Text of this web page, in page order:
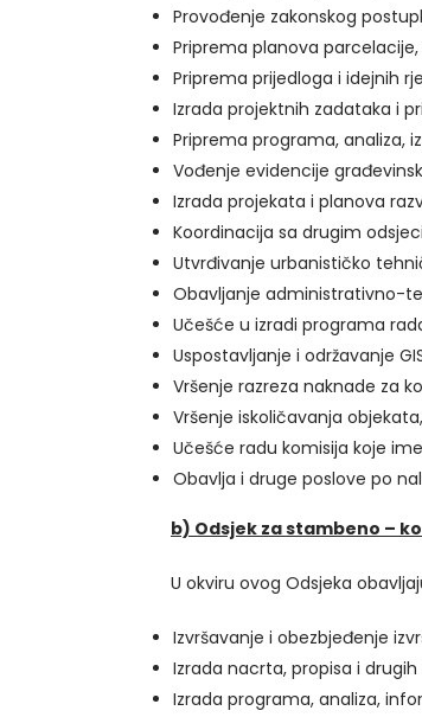
Provođenje zakonskog
Priprema planova
Priprema prijedloga i idejnih
Izrada projektnih zadataka i
Priprema programa, analiza,
Vođenje evidencije
Izrada projekata i planova
Koordinacija sa drugim
Utvrđivanje urbanističko
Obavljanje administrativno-
Učešće u izradi programa
Uspostavljanje i održavanje
Vršenje razreza naknade za
Vršenje iskoličavanja objekata,
Učešće radu komisija koje
Obavlja i druge poslove po
b) Odsjek za stambeno –
U okviru ovog Odsjeka
Izvršavanje i obezbjeđenje
Izrada nacrta, propisa i
Izrada programa, analiza,